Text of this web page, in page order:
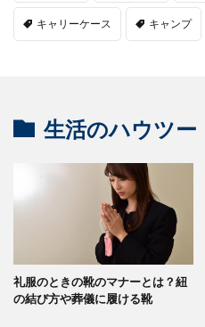
キャリーケース キャンプ
生活のハウツー
礼服のときの靴のマナーとは？紐
の結び方や葬儀に履ける靴